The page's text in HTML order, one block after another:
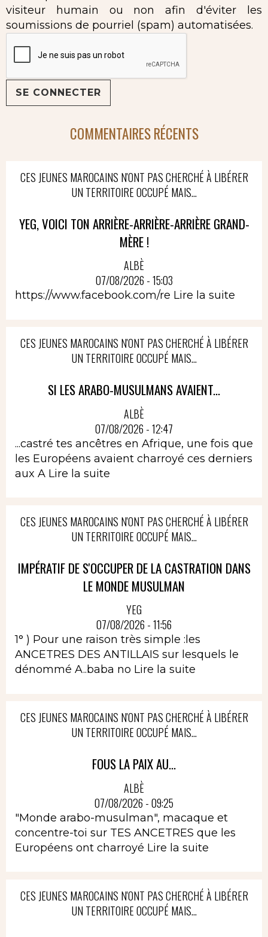
visiteur humain ou non afin d'éviter les
soumissions de pourriel (spam) automatisées.
COMMENTAIRES RÉCENTS
CES JEUNES MAROCAINS N'ONT PAS CHERCHÉ À LIBÉRER
UN TERRITOIRE OCCUPÉ MAIS...
YEG, VOICI TON ARRIÈRE-ARRIÈRE-ARRIÈRE GRAND-
MÈRE !
ALBÈ
07/08/2026 - 15:03
https://www.facebook.com/re Lire la suite
CES JEUNES MAROCAINS N'ONT PAS CHERCHÉ À LIBÉRER
UN TERRITOIRE OCCUPÉ MAIS...
SI LES ARABO-MUSULMANS AVAIENT...
ALBÈ
07/08/2026 - 12:47
...castré tes ancêtres en Afrique, une fois que
les Européens avaient charroyé ces derniers
aux A Lire la suite
CES JEUNES MAROCAINS N'ONT PAS CHERCHÉ À LIBÉRER
UN TERRITOIRE OCCUPÉ MAIS...
IMPÉRATIF DE S'OCCUPER DE LA CASTRATION DANS
LE MONDE MUSULMAN
YEG
07/08/2026 - 11:56
1° ) Pour une raison très simple :les
ANCETRES DES ANTILLAIS sur lesquels le
dénommé A..baba no Lire la suite
CES JEUNES MAROCAINS N'ONT PAS CHERCHÉ À LIBÉRER
UN TERRITOIRE OCCUPÉ MAIS...
FOUS LA PAIX AU...
ALBÈ
07/08/2026 - 09:25
"Monde arabo-musulman", macaque et
concentre-toi sur TES ANCETRES que les
Européens ont charroyé Lire la suite
CES JEUNES MAROCAINS N'ONT PAS CHERCHÉ À LIBÉRER
UN TERRITOIRE OCCUPÉ MAIS...